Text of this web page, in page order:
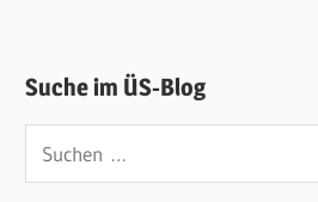
Suche im ÜS-Blog
Suchen
nach: